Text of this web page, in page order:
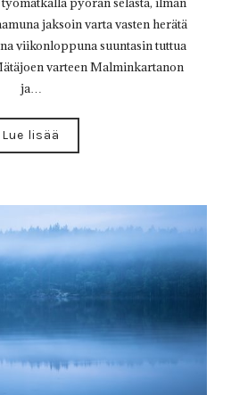
jaksoin varta vasten herätä
viikonloppuna suuntasin tuttua
varteen Malminkartanon
ja…
Lue lisää